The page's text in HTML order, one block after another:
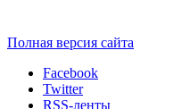
Полная версия сайта
Facebook
Twitter
RSS-ленты